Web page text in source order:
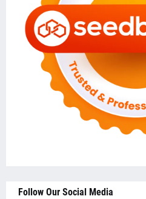
Follow Our Social Media